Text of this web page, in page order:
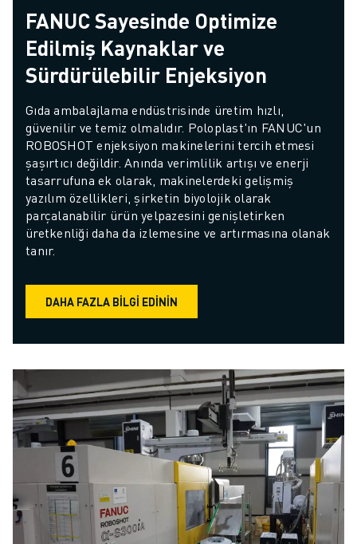
FANUC Sayesinde Optimize
Edilmiş Kaynaklar ve
Sürdürülebilir Enjeksiyon
Gıda ambalajlama endüstrisinde üretim hızlı,
güvenilir ve temiz olmalıdır. Poloplast'ın FANUC'un
ROBOSHOT enjeksiyon makinelerini tercih etmesi
şaşırtıcı değildir. Anında verimlilik artışı ve enerji
tasarrufuna ek olarak, makinelerdeki gelişmiş
yazılım özellikleri, şirketin biyolojik olarak
parçalanabilir ürün yelpazesini genişletirken
üretkenliği daha da izlemesine ve artırmasına olanak
tanır.
DAHA FAZLA BILGI EDININ